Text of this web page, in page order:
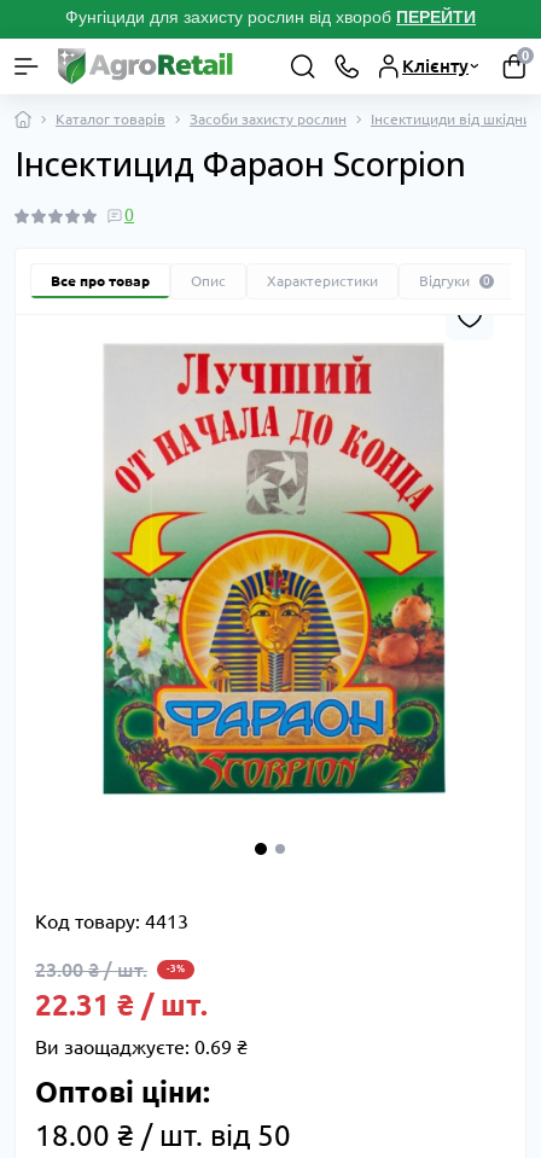
Фунгіциди для захисту рослин від хвороб ПЕРЕЙТИ
Клієнту
0
Каталог товарів Засоби захисту рослин Інсектициди від
Інсектицид Фараон Scorpion
0
Все про товар Опис Характеристики Відгуки 0
Код товару: 4413
23.00 ₴ / шт. -3%
22.31 ₴ / шт.
Ви заощаджуєте: 0.69 ₴
Оптові ціни:
18.00 ₴ / шт. від 50